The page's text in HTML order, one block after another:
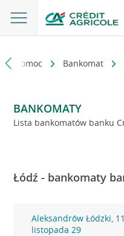
i pomoc Bankomat
BANKOMATY
Lista bankomatów banku
Łódź - bankomaty
Aleksandrów Łódzki, 11
listopada 29